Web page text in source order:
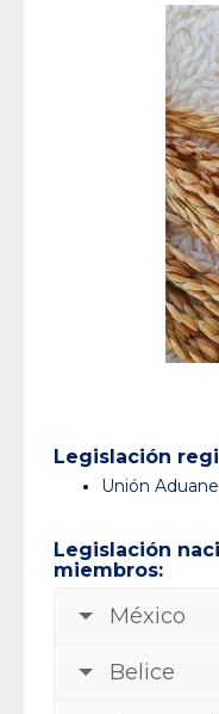
Legislación
Unión
Legislación
miembros:
México
Belice